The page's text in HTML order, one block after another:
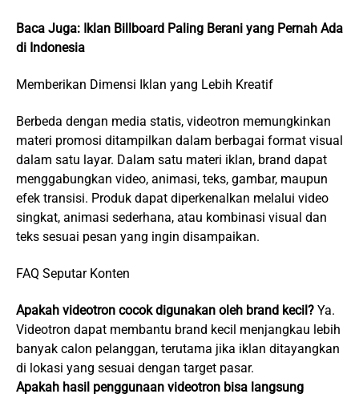
Baca Juga: Iklan Billboard Paling Berani yang Pernah Ada
di Indonesia
Memberikan Dimensi Iklan yang Lebih Kreatif
Berbeda dengan media statis, videotron memungkinkan
materi promosi ditampilkan dalam berbagai format visual
dalam satu layar. Dalam satu materi iklan, brand dapat
menggabungkan video, animasi, teks, gambar, maupun
efek transisi. Produk dapat diperkenalkan melalui video
singkat, animasi sederhana, atau kombinasi visual dan
teks sesuai pesan yang ingin disampaikan.
FAQ Seputar Konten
Apakah videotron cocok digunakan oleh brand kecil? Ya.
Videotron dapat membantu brand kecil menjangkau lebih
banyak calon pelanggan, terutama jika iklan ditayangkan
di lokasi yang sesuai dengan target pasar.
Apakah hasil penggunaan videotron bisa langsung